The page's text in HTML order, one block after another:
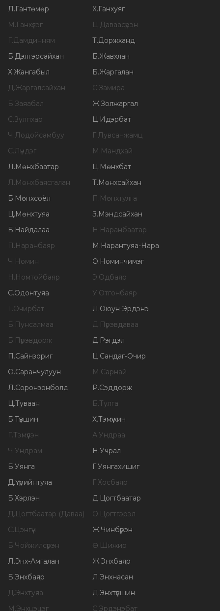
Л.Гантөмөр Х.Ганхуяг
М.Ганхүлэг Ц.Даваасүрэн
Г.Дамдинням Т.Доржханд
Б.Дэлгэрсайхан Б.Жавхлан
Х.Жангабыл Б.Жаргалан
Д.Жаргалсайхан С.Замира
Б.Заяабал Ж.Золжаргал
С.Зулпхар Ц.Идэрбат
Ч.Лодойсамбуу Г.Лувсанжамц
С.Лүндэг М.Мандхай
Л.Мөнхбаатар Ц.Мөнхбат
Л.Мөнхбаясгалан Т.Мөнхсайхан
Б.Мөнхсоёл П.Мөнхтулга
Ц.Мөнхтуяа З.Мэндсайхан
Б.Найдалаа Н.Наранбаатар
П.Наранбаяр М.Нарантуяа-Нара
Ч.Номин О.Номинчимэг
Н.Номтойбаяр Э.Одбаяр
С.Одонтуяа У.Отгонбаяр
Г.Очирбат Л.Оюун-Эрдэнэ
Б.Пунсалмаа Д.Пүрэвдаваа
Б.Пүрэвдорж Д.Рэгдэл
П.Сайнзориг Ц.Сандаг-Очир
О.Саранчулуун М.Сарнай
Л.Соронзонболд Р.Сэддорж
Ц.Туваан Б.Тулга
Б.Түвшин Х.Тэмүүжин
Г.Тэмүүлэн А.Ундраа
Ч.Ундрам Н.Учрал
Б.Уянга Г.Уянгахишиг
Д.Үүрийнтуяа Г.Хосбаяр
Б.Хэрлэн Д.Цогтбаатар
Д.Цогтбаатар (Даваа) О.Цогтгэрэл
С.Цэнгүүн Ж.Чинбүрэн
Б.Чойжилсүрэн Ө.Шижир
Л.Энх-Амгалан Ж.Энхбаяр
Б.Энхбаяр Л.Энхнасан
Д.Энхтуяа Д.Энхтүвшин
М.Энхцэцэг С.Эрдэнэбат